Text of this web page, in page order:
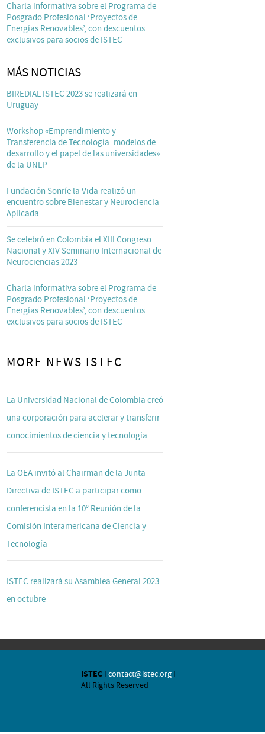
Charla informativa sobre el Programa de
Posgrado Profesional ‘Proyectos de
Energías Renovables’, con descuentos
exclusivos para socios de ISTEC
MÁS NOTICIAS
BIREDIAL ISTEC 2023 se realizará en
Uruguay
Workshop «Emprendimiento y
Transferencia de Tecnología: modelos de
desarrollo y el papel de las universidades»
de la UNLP
Fundación Sonríe la Vida realizó un
encuentro sobre Bienestar y Neurociencia
Aplicada
Se celebró en Colombia el XIII Congreso
Nacional y XIV Seminario Internacional de
Neurociencias 2023
Charla informativa sobre el Programa de
Posgrado Profesional ‘Proyectos de
Energías Renovables’, con descuentos
exclusivos para socios de ISTEC
MORE NEWS ISTEC
La Universidad Nacional de Colombia creó
una corporación para acelerar y transferir
conocimientos de ciencia y tecnología
La OEA invitó al Chairman de la Junta
Directiva de ISTEC a participar como
conferencista en la 10° Reunión de la
Comisión Interamericana de Ciencia y
Tecnología
ISTEC realizará su Asamblea General 2023
en octubre
ISTECI contact@istec.orgI
All Rights Reserved